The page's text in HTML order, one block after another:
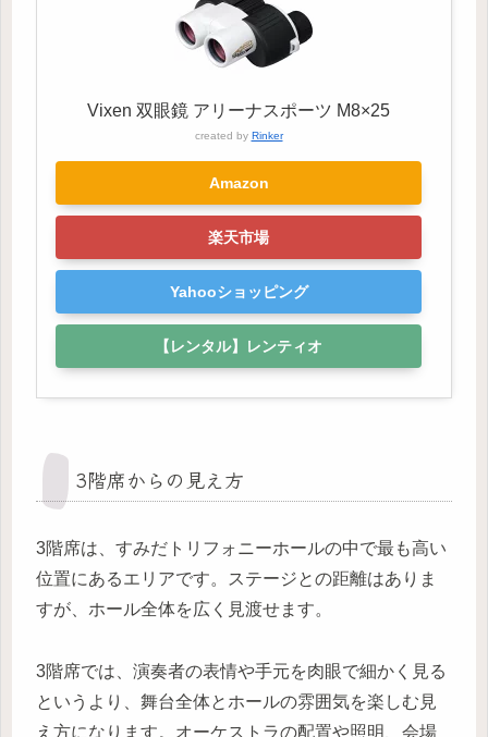
Vixen 双眼鏡 アリーナスポーツ M8×25
created by Rinker
Amazon
楽天市場
Yahooショッピング
【レンタル】レンティオ
3階席からの見え方
3階席は、すみだトリフォニーホールの中で最も高い
位置にあるエリアです。ステージとの距離はありま
すが、ホール全体を広く見渡せます。
3階席では、演奏者の表情や手元を肉眼で細かく見る
というより、舞台全体とホールの雰囲気を楽しむ見
え方になります。オーケストラの配置や照明、会場